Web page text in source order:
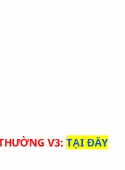
V3: TẠI ĐÂY